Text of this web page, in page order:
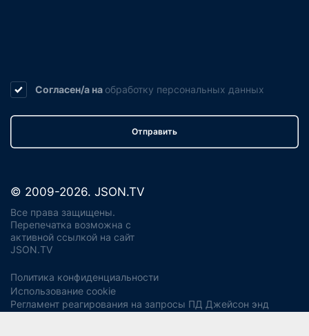
Согласен/а на обработку персональных данных
Отправить
© 2009-2026. JSON.TV
Все права защищены.
Перепечатка возможна с
активной ссылкой на сайт
JSON.TV
Политика конфиденциальности
Использование cookie
Регламент реагирования на запросы ПД Джейсон энд